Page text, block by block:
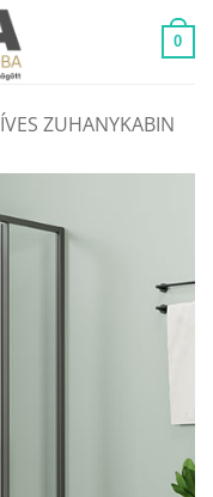
0
ÍVES ZUHANYKABIN